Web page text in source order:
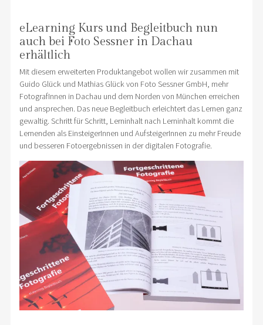
eLearning Kurs und Begleitbuch nun
auch bei Foto Sessner in Dachau
erhältlich
Mit diesem erweiterten Produktangebot wollen wir zusammen mit
Guido Glück und Mathias Glück von Foto Sessner GmbH, mehr
FotografInnen in Dachau und dem Norden von München erreichen
und ansprechen. Das neue Begleitbuch erleichtert das Lernen ganz
gewaltig. Schritt für Schritt, Lerninhalt nach Lerninhalt kommt die
Lernenden als EinsteigerInnen und AufsteigerInnen zu mehr Freude
und besseren Fotoergebnissen in der digitalen Fotografie.